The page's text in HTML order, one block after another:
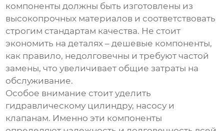
компоненты должны быть изготовлены из
высокопрочных материалов и соответствовать
строгим стандартам качества. Не стоит
экономить на деталях – дешевые компоненты,
как правило, недолговечны и требуют частой
замены, что увеличивает общие затраты на
обслуживание.
Особое внимание стоит уделить
гидравлическому цилиндру, насосу и
клапанам. Именно эти компоненты